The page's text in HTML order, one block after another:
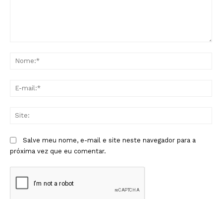
Salve meu nome, e-mail e site neste navegador para a
próxima vez que eu comentar.